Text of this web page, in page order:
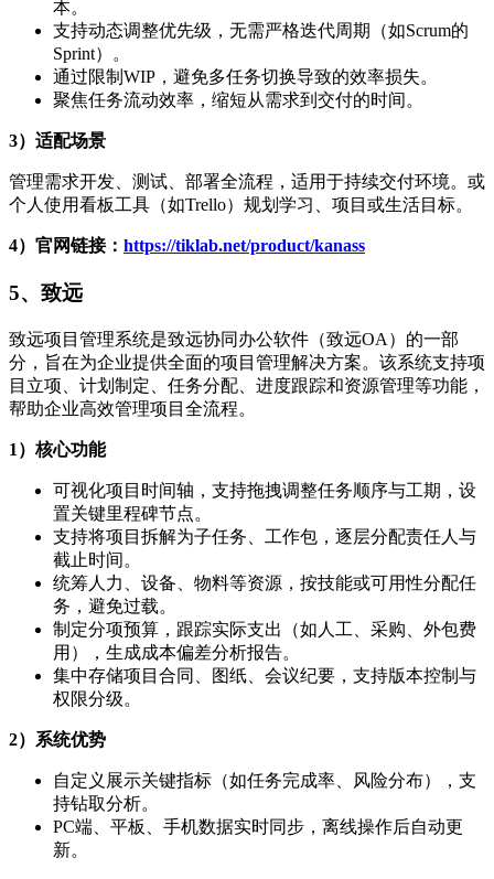
本。
支持动态调整优先级，无需严格迭代周期（如Scrum的
Sprint）。
通过限制WIP，避免多任务切换导致的效率损失。
聚焦任务流动效率，缩短从需求到交付的时间。
3）适配场景
管理需求开发、测试、部署全流程，适用于持续交付环境。或
个人使用看板工具（如Trello）规划学习、项目或生活目标。
4）官网链接： https://tiklab.net/product/kanass
5、 致远
致远项目管理系统是致远协同办公软件（致远OA）的一部
分，旨在为企业提供全面的项目管理解决方案。该系统支持项
目立项、计划制定、任务分配、进度跟踪和资源管理等功能，
帮助企业高效管理项目全流程。
1）核心功能
可视化项目时间轴，支持拖拽调整任务顺序与工期，设
置关键里程碑节点。
支持将项目拆解为子任务、工作包，逐层分配责任人与
截止时间。
统筹人力、设备、物料等资源，按技能或可用性分配任
务，避免过载。
制定分项预算，跟踪实际支出（如人工、采购、外包费
用），生成成本偏差分析报告。
集中存储项目合同、图纸、会议纪要，支持版本控制与
权限分级。
2）系统优势
自定义展示关键指标（如任务完成率、风险分布），支
持钻取分析。
PC端、平板、手机数据实时同步，离线操作后自动更
新。